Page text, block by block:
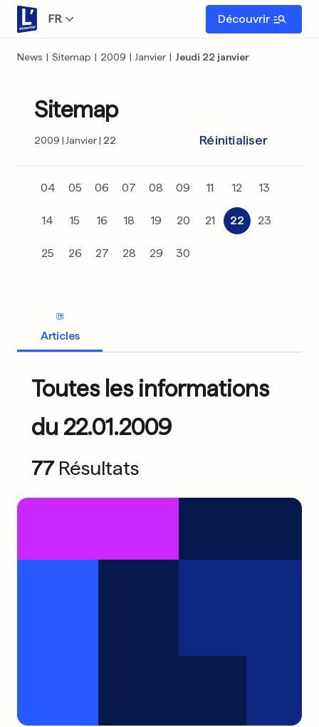
FR Découvrir
News | Sitemap | 2009 | Janvier | Jeudi 22 janvier
Sitemap
2009 Janvier 22 Réinitialiser
04 05 06 07 08 09 11 12 13
14 15 16 18 19 20 21 22 23
25 26 27 28 29 30
Articles
Toutes les informations
du 22.01.2009
77 Résultats